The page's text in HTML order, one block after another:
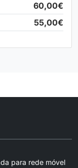
60,00€
55,00€
para rede móvel